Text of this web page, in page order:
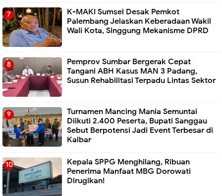
K-MAKI Sumsel Desak Pemkot
Palembang Jelaskan Keberadaan Wakil
Wali Kota, Singgung Mekanisme DPRD
Pemprov Sumbar Bergerak Cepat
Tangani ABH Kasus MAN 3 Padang,
Susun Rehabilitasi Terpadu Lintas Sektor
Turnamen Mancing Mania Semuntai
Diikuti 2.400 Peserta, Bupati Sanggau
Sebut Berpotensi Jadi Event Terbesar di
Kalbar
Kepala SPPG Menghilang, Ribuan
Penerima Manfaat MBG Dorowati
Dirugikan!